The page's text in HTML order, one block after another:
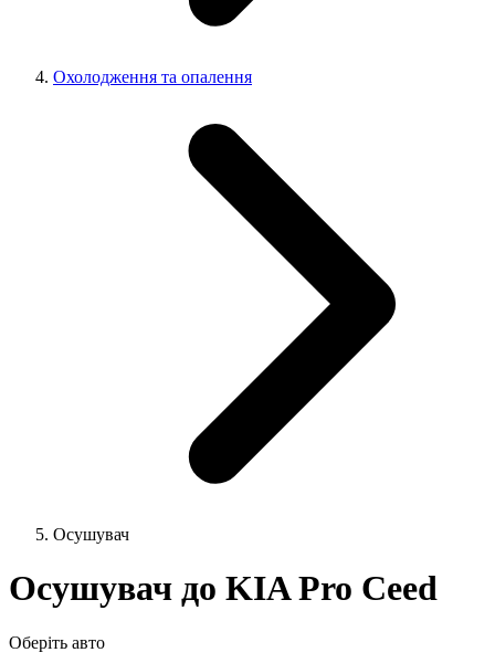
Охолодження та опалення
Осушувач
Осушувач до KIA Pro Ceed
Оберіть авто